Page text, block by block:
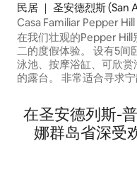
民居 ｜ 圣安德烈斯 (San
Casa Familiar Pepper
钟到海滩
在我们壮观的Pepper Hill
二的度假体验。 设有5间
泳池、按摩浴缸、可欣
的露台。 非常适合寻求
海滩「Sound Bay
床和全功能厨房，让您
期！ 推荐您租一辆车来探索这座岛屿。 禁
在圣安德列斯-
娜群岛省深受